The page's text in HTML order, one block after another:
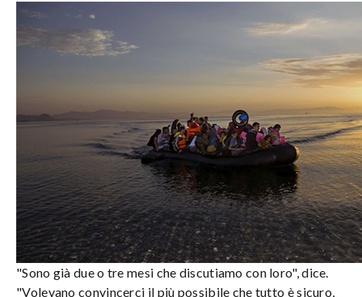
"Sono già due o tre mesi che discutiamo con loro", dice.
"Volevano convincerci il più possibile che tutto è sicuro,